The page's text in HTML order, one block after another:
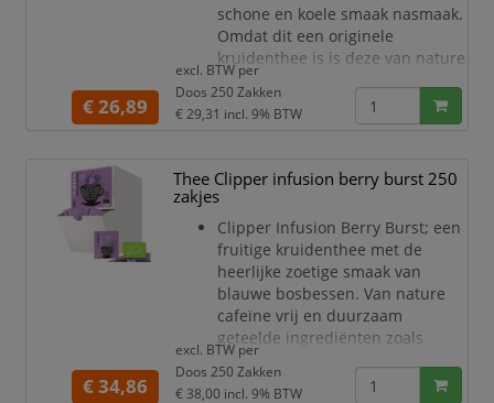
schone en koele smaak nasmaak.
Omdat dit een originele
kruidenthee is is deze van nature
cafeïne vrij. Liefhebber van
muntthee? Dan is dit jouw
Clipper thee!
€ 26,89
excl. BTW per
Doos 250 Zakken
€ 29,31 incl. 9% BTW
Thee Clipper infusion berry burst 250
zakjes
Clipper Infusion Berry Burst; een
fruitige kruidenthee met de
heerlijke zoetige smaak van
blauwe bosbessen. Van nature
cafeïne vrij en duurzaam
geteelde ingrediënten zoals
hibiscus, rozenbottel, brandnetel,
ananas en bosbessen.
€ 34,86
excl. BTW per
Doos 250 Zakken
€ 38,00 incl. 9% BTW